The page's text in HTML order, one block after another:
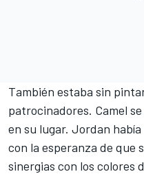
También estaba sin
patrocinadores. Camel
en su lugar. Jordan
con la esperanza de que
sinergias con los colores